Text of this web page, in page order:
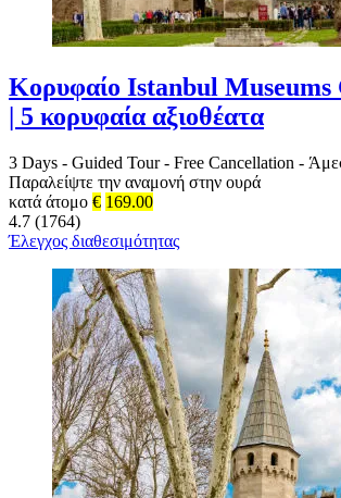
Κορυφαίο Istanbul Museums
| 5 κορυφαία αξιοθέατα
3 Days - Guided Tour - Free Cancellation -
Παραλείψτε την αναμονή στην ουρά
κατά άτομο € 169.00
4.7 (1764)
Έλεγχος διαθεσιμότητας